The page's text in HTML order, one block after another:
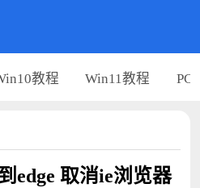
教程 Win11教程 PC
edge 取消ie浏览器